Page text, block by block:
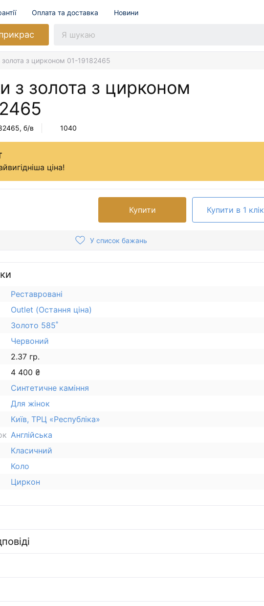
Оплата та доставка Новини
з цирконом 01-19182465
з золота з цирконом
, б/в 1040
ціна!
Купити Купити в 1 клік
У список бажань
Реставровані
Outlet (Остання ціна)
Золото 585˚
Червоний
2.37 гр.
4 400 ₴
Синтетичне каміння
Для жінок
Київ, ТРЦ «Республіка»
Англійська
Класичний
Коло
Циркон